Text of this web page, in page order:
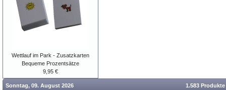
Wettlauf im Park - Zusatzkarten
Bequeme Prozentsätze
9,95 €
Sonntag, 09. August 2026 1.583